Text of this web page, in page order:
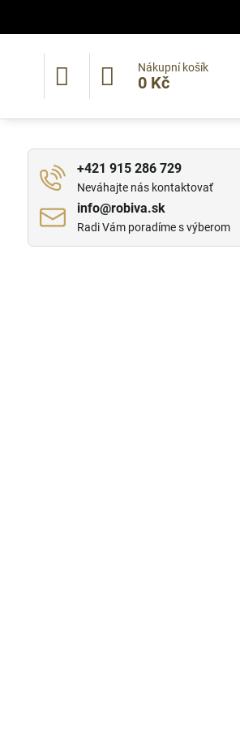
Nákupní košík
0 Kč
+421 915 286 729
Neváhajte nás kontaktovať
info​@robiva​.sk
Radi Vám poradíme s výberom